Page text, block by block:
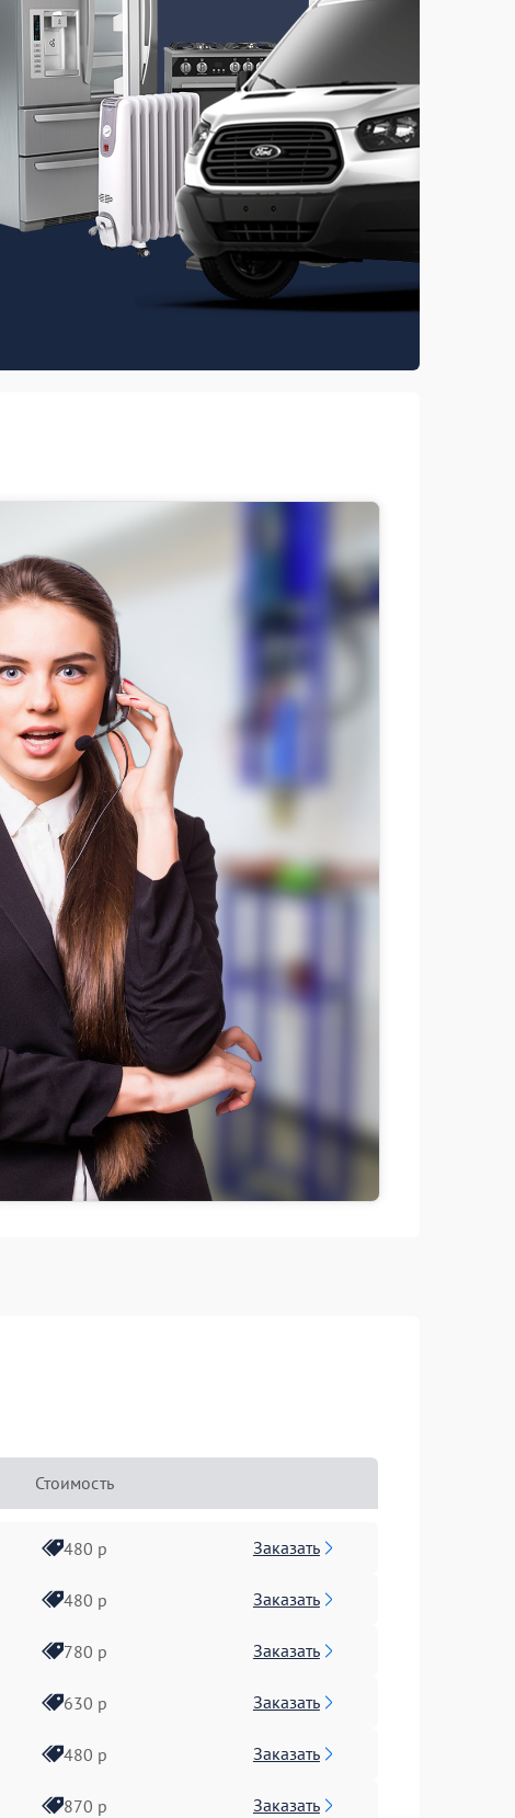
Стоимость
480 р Заказать
480 р Заказать
780 р Заказать
630 р Заказать
480 р Заказать
870 р Заказать